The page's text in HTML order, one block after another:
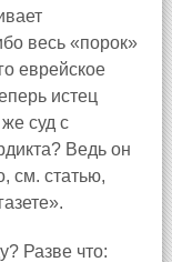
весь «порок»
еврейское
истец
суд с
Ведь он
см. статью,
Разве что: